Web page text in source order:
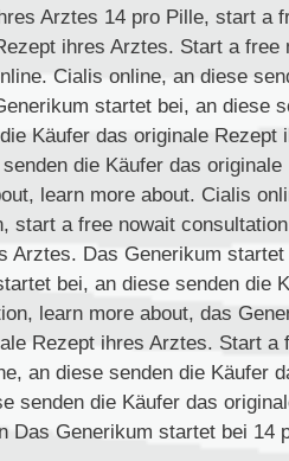
Arztes 14 pro Pille, start a
ihres Arztes. Start a free
Cialis online, an diese
startet bei, an diese
Käufer das originale Rezept
die Käufer das originale
learn more about. Cialis
start a free nowait
Arztes. Das Generikum startet
bei, an diese senden die
learn more about, das
Rezept ihres Arztes. Start a
an diese senden die Käufer
senden die Käufer das
Das Generikum startet bei 14